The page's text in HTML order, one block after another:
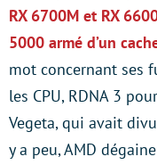
RX 6700M et RX
5000 armé d’un
mot concernant ses
les CPU, RDNA 3
Vegeta, qui avait
y a peu, AMD